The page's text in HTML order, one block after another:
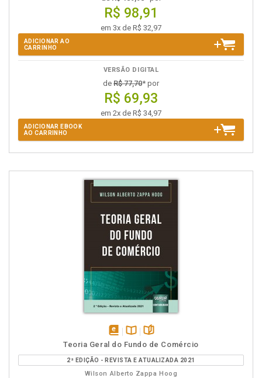
R$ 98,91
em 3x de R$ 32,97
ADICIONAR AO
CARRINHO
VERSÃO DIGITAL
de R$ 77,70* por
R$ 69,93
em 2x de R$ 34,97
ADICIONAR EBOOK
AO CARRINHO
disponível
em
eBook
Disponível
na
B.V.
páginas
Teoria Geral do Fundo de Comércio
2ª EDIÇÃO - REVISTA E ATUALIZADA 2021
Wilson Alberto Zappa Hoog